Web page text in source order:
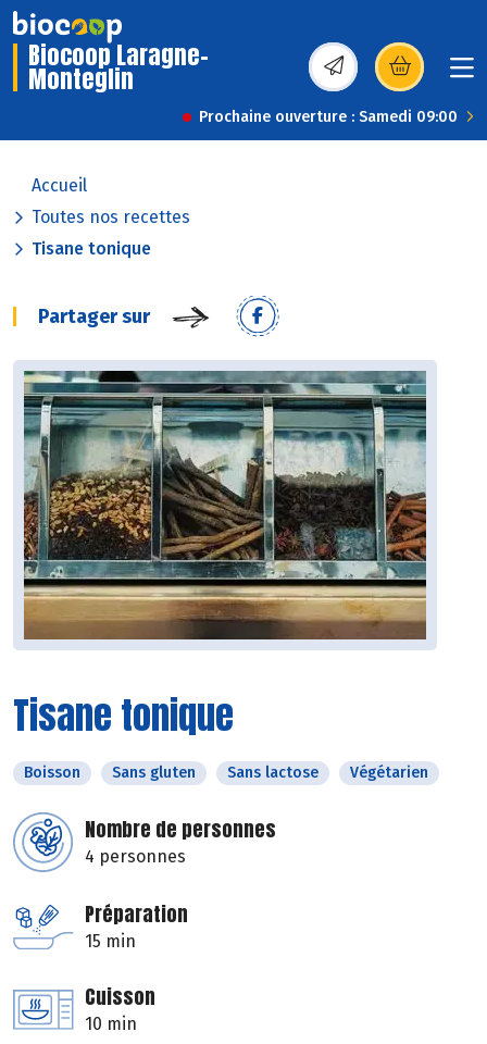
Biocoop Laragne-
Monteglin (s’ouvre dans une
Prochaine ouverture : Samedi 09:00
Accueil
Toutes nos recettes
Tisane tonique
Partager sur
Tisane tonique
Boisson Sans gluten Sans lactose Végétarien
Nombre de personnes
4 personnes
Préparation
15 min
Cuisson
10 min